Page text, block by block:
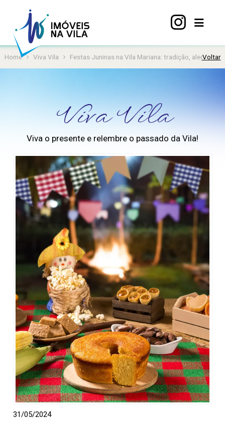
Home
Sobre
nós
Contato
Home Viva Vila Festas Juninas na Vila Mariana: tradição, alegria e
Voltar
Viva Vila
Viva o presente e relembre o passado da Vila!
31/05/2024